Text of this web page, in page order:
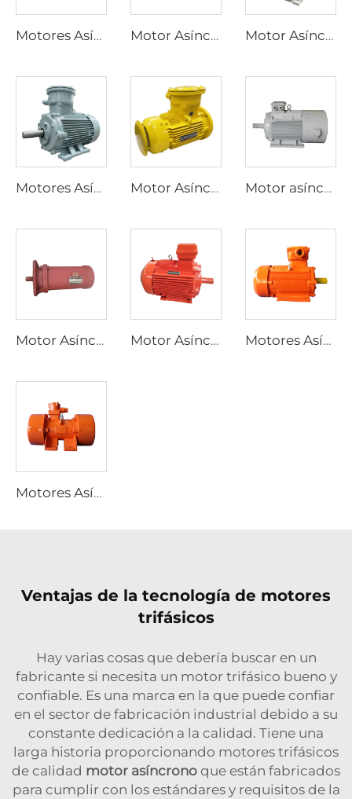
Motores Asíncronos Trifásicos a Prueba de Explosiones Serie YBK3 para Minas Subterráneas de Carbón Motor Asíncrono Trifásico a Prueba de Explosiones de Alta Eficiencia Ultra, Serie YBX5, de Baja Tensión Motor Asíncrono Trifásico a Prueba de Explosiones con Regulación de Velocidad por Frecuencia Variable, Serie YBBP
Motores Asíncronos Trifásicos a Prueba de Explosiones de Alta Eficiencia Serie YBX3 Motor Asíncrono Trifásico a Prueba de Explosiones de Alta Eficiencia Ultra, Serie YBX4, de Baja Tensión Motor asíncrono trifásico de regulación de velocidad por frecuencia variable serie YP
Motor Asíncrono Trifásico para Actuadores Eléctricos de Válvulas Serie YBDF2 Motor Asíncrono Trifásico a Prueba de Explosión por Polvo de Alta Eficiencia y Baja Tensión, Serie YFB4 Motores Asíncronos Trifásicos a Prueba de Explosión por Polvo Serie YFB3
Motores Asíncronos Trifásicos a Prueba de Explosiones Serie YBZU para Fuentes de Vibración
Ventajas de la tecnología de motores
trifásicos
Hay varias cosas que debería buscar en un
fabricante si necesita un motor trifásico bueno y
confiable. Es una marca en la que puede confiar
en el sector de fabricación industrial debido a su
constante dedicación a la calidad. Tiene una
larga historia proporcionando motores trifásicos
de calidad motor asíncrono que están fabricados
para cumplir con los estándares y requisitos de la